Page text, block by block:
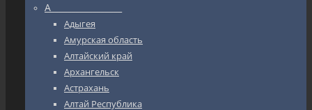
А_________________
Адыгея
Амурская область
Алтайский край
Архангельск
Астрахань
Алтай Республика